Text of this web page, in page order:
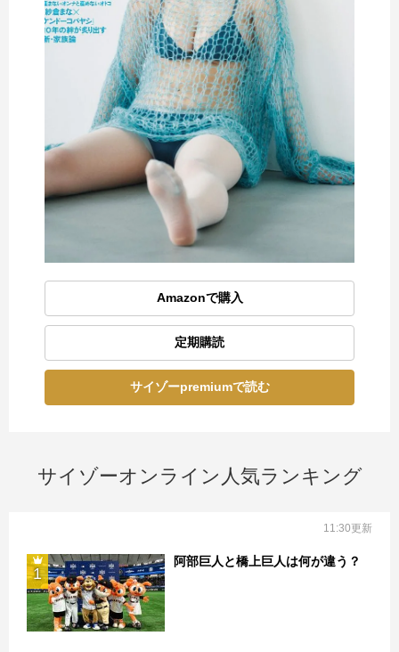
Amazonで購入
定期購読
サイゾーpremiumで読む
サイゾーオンライン人気ランキング
11:30更新
1
阿部巨人と橋上巨人は何が違う？